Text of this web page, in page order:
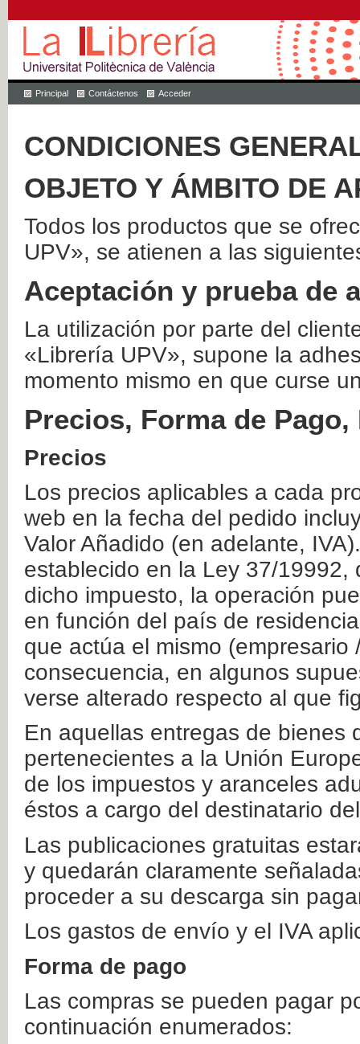
Principal Contáctenos Acceder
CONDICIONES
OBJETO Y ÁMBITO DE
Todos los productos que se
UPV», se atienen a las
Aceptación y prueba de
La utilización por parte del
«Librería UPV», supone la
momento mismo en que curse
Precios, Forma de
Precios
Los precios aplicables a cada
web en la fecha del pedido
Valor Añadido (en adelante,
establecido en la Ley 37/
dicho impuesto, la operación
en función del país de
que actúa el mismo
consecuencia, en algunos
verse alterado respecto al que
En aquellas entregas de bienes
pertenecientes a la Unión
de los impuestos y aranceles
éstos a cargo del destinatario
Las publicaciones gratuitas
y quedarán claramente
proceder a su descarga sin
Los gastos de envío y el IVA
Forma de pago
Las compras se pueden pagar
continuación enumerados: